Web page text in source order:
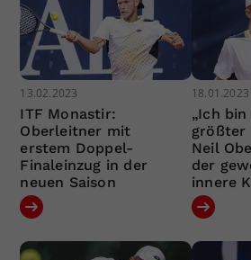
13.02.2023
ITF Monastir:
Oberleitner mit
erstem Doppel-
Finaleinzug in der
neuen Saison
18.01.2023
„Ich
größter
Neil
der
innere